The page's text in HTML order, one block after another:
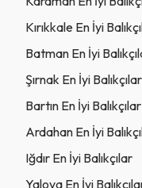
Kırıkkale En İyi
Batman En İyi
Şırnak En İyi Balıkçılar
Bartın En İyi Balıkçılar
Ardahan En İyi
Iğdır En İyi Balıkçılar
Yalova En İyi